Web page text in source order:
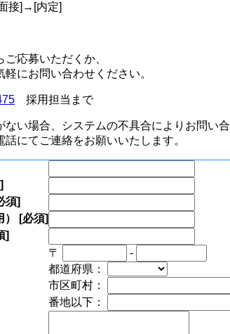
接]→[内定]
応募いただくか、
にお問い合わせください。
採用担当まで
い場合、システムの不具合によりお問い
にてご連絡をお願いいたします。
須]
）
[必須]
]
〒
-
都道府県：
市区町村：
番地以下：